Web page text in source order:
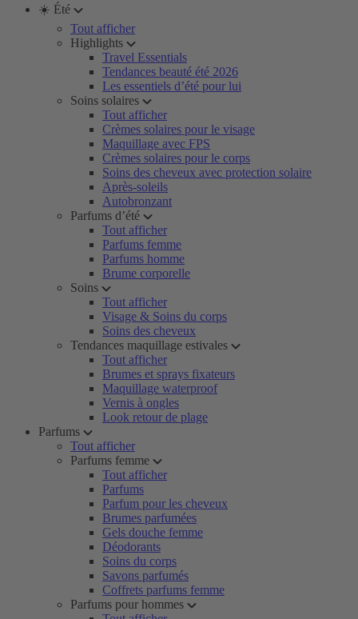
☀️ Été
Tout afficher
Highlights
Travel Essentials
Tendances beauté été 2026
Les essentiels d’été pour lui
Soins solaires
Tout afficher
Crèmes solaires pour le visage
Maquillage avec FPS
Crèmes solaires pour le corps
Soins des cheveux avec protection solaire
Après-soleils
Autobronzant
Parfums d’été
Tout afficher
Parfums femme
Parfums homme
Brume corporelle
Soins
Tout afficher
Visage & Soins du corps
Soins des cheveux
Tendances maquillage estivales
Tout afficher
Brumes et sprays fixateurs
Maquillage waterproof
Vernis à ongles
Look retour de plage
Parfums
Tout afficher
Parfums femme
Tout afficher
Parfums
Parfum pour les cheveux
Brumes parfumées
Gels douche femme
Déodorants
Soins du corps
Savons parfumés
Coffrets parfums femme
Parfums pour hommes